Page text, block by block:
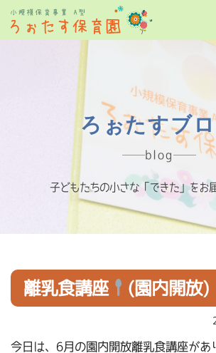
ろぉたすブ
blog
子どもたちの小さな「できた」をお
離乳食講座 (園内開放)
今日は、6月の園内開放離乳食講座があ